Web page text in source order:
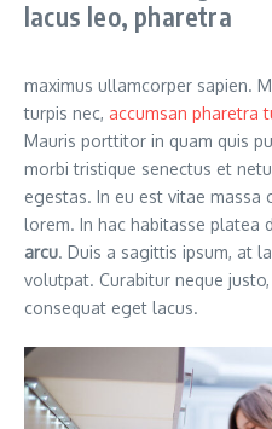
lacus leo, pharetra
maximus ullamcorper sapien.
turpis nec, accumsan pharetra
Mauris porttitor in quam quis
morbi tristique senectus et
egestas. In eu est vitae massa
lorem. In hac habitasse platea
arcu. Duis a sagittis ipsum, at
volutpat. Curabitur neque
consequat eget lacus.